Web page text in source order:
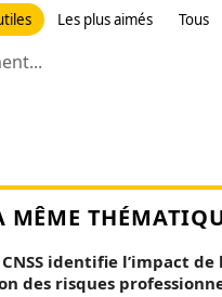
Les plus aimés Tous
MÊME
identifie l’impact de
des risques